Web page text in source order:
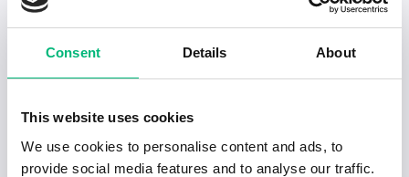
Consent Details About
This website uses cookies
We use cookies to personalise content and ads, to
provide social media features and to analyse our traffic.
LERNIA BEMANNING AB
Borlänge Heltid 2026-12-13
2026-06-30
Revisor till DalRev
Lundin & Boström HR AB